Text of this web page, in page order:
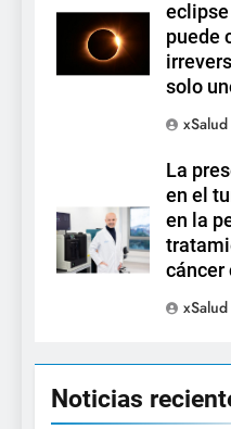
puede
solo
xSalud
La
en el
en la
cáncer
xSalud
Noticias